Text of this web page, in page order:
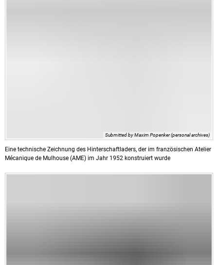
Submitted by Maxim Popenker (personal archives)
Eine technische Zeichnung des Hinterschaftladers, der im französischen Atelier
Mécanique de Mulhouse (AME) im Jahr 1952 konstruiert wurde